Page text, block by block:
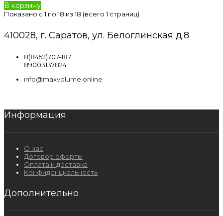
В корзину
Показано с 1 по 18 из 18 (всего 1 страниц)
410028, г. Саратов, ул. Белоглинская д.8
8(8452)707-187
89003137824
info@maxvolume.online
Информация
О нас
Договор оферты
Оплата и доставка
Конфиденциальность
Дополнительно